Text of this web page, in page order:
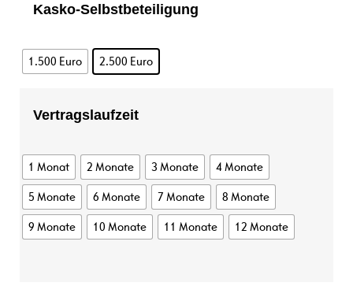
Kasko-Selbstbeteiligung
1.500 Euro 2.500 Euro
Vertragslaufzeit
1 Monat 2 Monate 3 Monate
4 Monate
5 Monate
6 Monate 7 Monate
8 Monate
9 Monate
10 Monate 11 Monate 12 Monate